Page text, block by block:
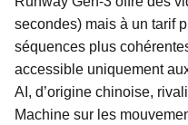
secondes) mais à un tarif
séquences plus
accessible uniquement
AI, d’origine chinoise,
Machine sur les